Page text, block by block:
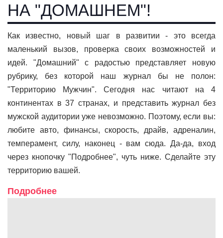
НА "ДОМАШНЕМ"!
Как известно, новый шаг в развитии - это всегда
маленький вызов, проверка своих возможностей и
идей. "Домашний" с радостью представляет новую
рубрику, без которой наш журнал бы не полон:
"Территорию Мужчин". Сегодня нас читают на 4
континентах в 37 странах, и представить журнал без
мужской аудитории уже невозможно. Поэтому, если вы:
любите авто, финансы, скорость, драйв, адреналин,
темперамент, силу, наконец - вам сюда. Да-да, вход
через кнопочку "Подробнее", чуть ниже. Сделайте эту
территорию вашей.
Подробнее